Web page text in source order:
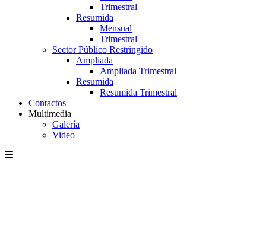
Trimestral
Resumida
Mensual
Trimestral
Sector Público Restringido
Ampliada
Ampliada Trimestral
Resumida
Resumida Trimestral
Contactos
Multimedia
Galería
Video